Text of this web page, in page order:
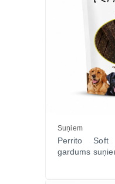
Suņiem
Perrito
gardums